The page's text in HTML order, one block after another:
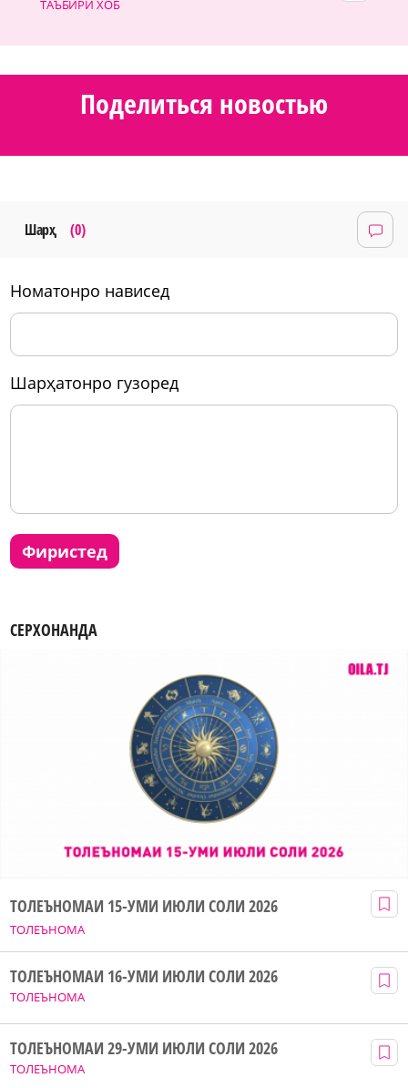
ТАЪБИРИ ХОБ
Поделиться новостью
Шарҳ (0)
номатонро нависед
шарҳатонро гузоред
фиристед
СЕРХОНАНДА
ТОЛЕЪНОМА
ТОЛЕЪНОМАИ 15-УМИ ИЮЛИ СОЛИ 2026
ТОЛЕЪНОМА
ТОЛЕЪНОМАИ 16-УМИ ИЮЛИ СОЛИ 2026
ТОЛЕЪНОМА
ТОЛЕЪНОМАИ 29-УМИ ИЮЛИ СОЛИ 2026